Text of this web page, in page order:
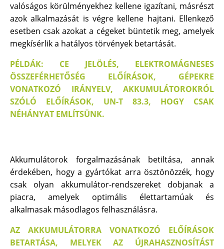
valóságos körülményekhez kellene igazítani, másrészt
azok alkalmazását is végre kellene hajtani. Ellenkező
esetben csak azokat a cégeket büntetik meg, amelyek
megkísérlik a hatályos törvények betartását.
PÉLDÁK: CE JELÖLÉS, ELEKTROMÁGNESES
ÖSSZEFÉRHETŐSÉG ELŐÍRÁSOK, GÉPEKRE
VONATKOZÓ IRÁNYELV, AKKUMULÁTOROKRÓL
SZÓLÓ ELŐÍRÁSOK, UN-T 83.3, HOGY CSAK
NÉHÁNYAT EMLÍTSÜNK.
Akkumulátorok forgalmazásának betiltása, annak
érdekében, hogy a gyártókat arra ösztönözzék, hogy
csak olyan akkumulátor-rendszereket dobjanak a
piacra, amelyek optimális élettartamúak és
alkalmasak másodlagos felhasználásra.
AZ AKKUMULÁTORRA VONATKOZÓ ELŐÍRÁSOK
BETARTÁSA, MELYEK AZ ÚJRAHASZNOSÍTÁST